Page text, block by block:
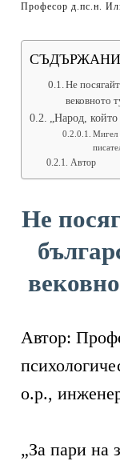
Професор д.пс.н.
Не
вековното
„Народ,
Мигел
Автор
Не
Автор:
о.р.,
„За пари на